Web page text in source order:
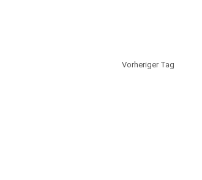
Vorheriger Tag